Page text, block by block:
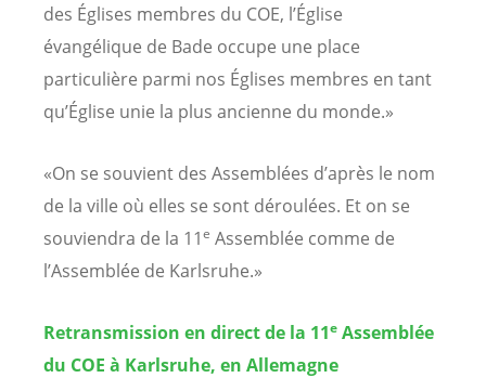
des Églises membres du COE, l’Église
évangélique de Bade occupe une place
particulière parmi nos Églises membres en tant
qu’Église unie la plus ancienne du monde.»
«On se souvient des Assemblées d’après le nom
de la ville où elles se sont déroulées. Et on se
souviendra de la 11e Assemblée comme de
l’Assemblée de Karlsruhe.»
Retransmission en direct de la 11e Assemblée
du COE à Karlsruhe, en Allemagne